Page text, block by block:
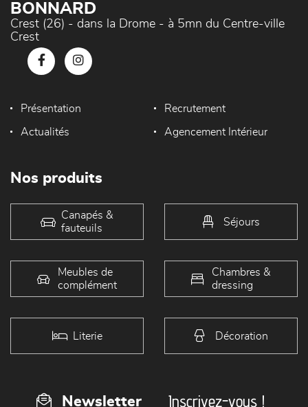
BONNARD
Crest (26) - dans la Drome - à 5mn du Centre-ville
Crest
Présentation Recrutement
Actualités Agencement Intérieur
Nos produits
Canapés &
fauteuils
Séjours
Meubles de
complément
Chambres &
dressing
Literie Décoration
Newsletter Inscrivez-vous !